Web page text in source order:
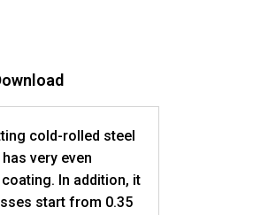
cold-rolled steel
very even
In addition, it
start from 0.35